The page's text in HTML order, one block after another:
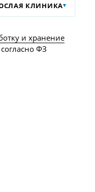
КЛИНИКА
и хранение
согласно ФЗ